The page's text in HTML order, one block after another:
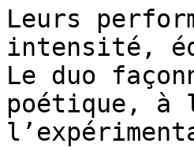
Leurs
intensité,
Le duo
poétique,